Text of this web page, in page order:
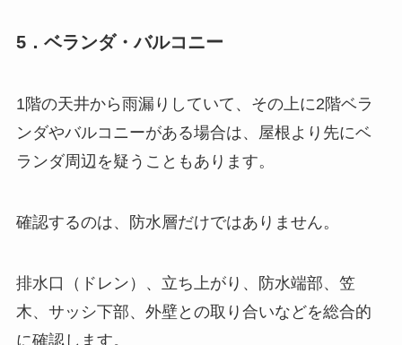
5．ベランダ・バルコニー
1階の天井から雨漏りしていて、その上に2階ベラ
ンダやバルコニーがある場合は、屋根より先にベ
ランダ周辺を疑うこともあります。
確認するのは、防水層だけではありません。
排水口（ドレン）、立ち上がり、防水端部、笠
木、サッシ下部、外壁との取り合いなどを総合的
に確認します。